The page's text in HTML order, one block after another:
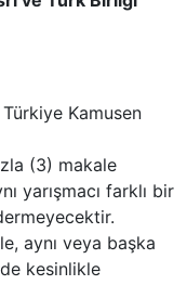
Kamusen
(3) makale
yarışmacı farklı bir
aynı veya başka
kesinlikle